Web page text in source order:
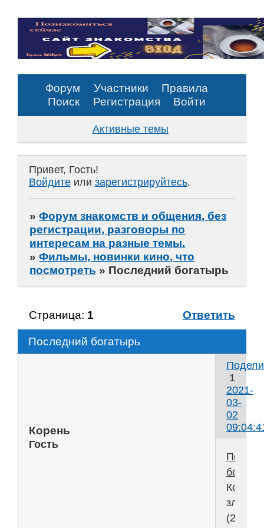
Форум Участники
Правила
Поиск
Регистрация Войти
Активные темы
Привет, Гость!
Войдитеили зарегистрируйтесь.
»Форум знакомств и общения, без
регистрации, разговоры по
интересам на разные темы.
»Фильмы, новинки кино, что
посмотреть » Последний богатырь
Последний богатырь
Страница: 1 Ответить
1
2021-
03-
02
Корень
Гость
Корень
зла
(2021)